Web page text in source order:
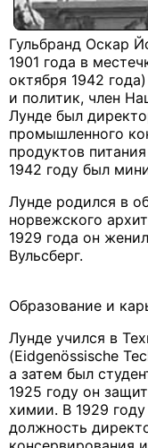
Гульбранд Оскар
1901 года в
октября 1942
и политик, член
Лунде был
промышленного
продуктов
1942 году был
Лунде родился в
норвежского
1929 года он
Вульсберг.
Образование и
Лунде учился в
(Eidgenössische
а затем был
1925 году он
химии. В 1929
должность